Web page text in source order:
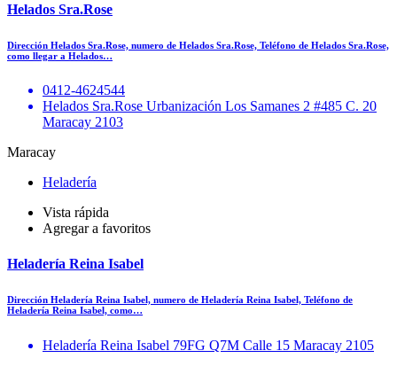
Helados Sra.Rose
Dirección Helados Sra.Rose, numero de Helados Sra.Rose, Teléfono de Helados Sra.Rose,
como llegar a Helados…
0412-4624544
Helados Sra.Rose Urbanización Los Samanes 2 #485 C. 20
Maracay 2103
Maracay
Heladería
Vista rápida
Agregar a favoritos
Heladería Reina Isabel
Dirección Heladería Reina Isabel, numero de Heladería Reina Isabel, Teléfono de
Heladería Reina Isabel, como…
Heladería Reina Isabel 79FG Q7M Calle 15 Maracay 2105